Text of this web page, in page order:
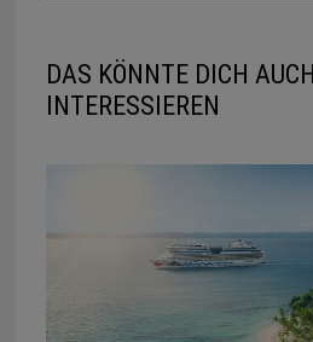
DAS KÖNNTE DICH AUCH
INTERESSIEREN